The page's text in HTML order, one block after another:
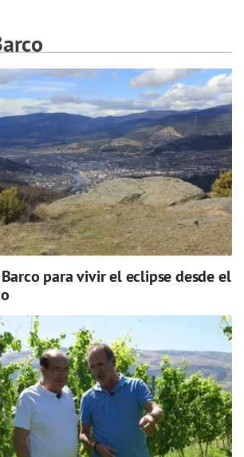
para vivir el eclipse desde el